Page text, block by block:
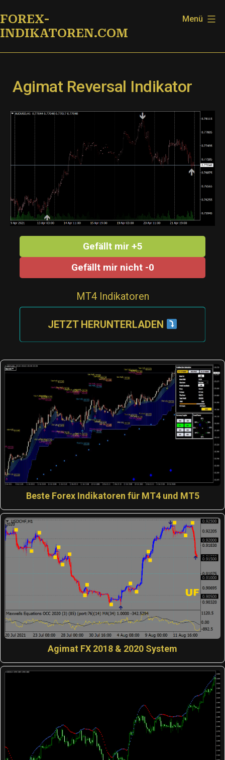
Inhalt
springen
FOREX-
INDIKATOREN.COM
Menü
Agimat Reversal Indikator
Gefällt mir +5
Gefällt mir nicht -0
MT4 Indikatoren
JETZT HERUNTERLADEN
Beste Forex Indikatoren für MT4 und MT5
Agimat FX 2018 & 2020 System